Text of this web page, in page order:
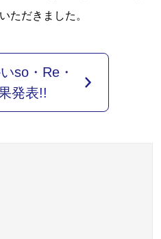
ただきました。
so・Re・
発表!!